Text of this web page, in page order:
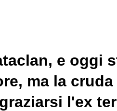
e oggi
ma la cruda
l'ex